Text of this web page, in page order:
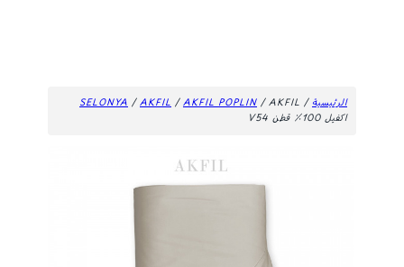
الرئيسية/
SELONYA /AKFIL /AKFIL POPLIN / AKFIL
اكفيل 100٪ قطن V54